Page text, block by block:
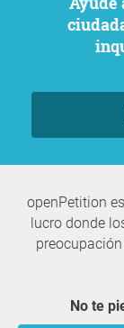
openPetition
lucro donde
No te